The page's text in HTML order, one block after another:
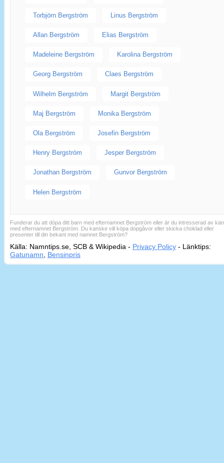
Torbjörn Bergström Linus Bergström
Allan Bergström Elias Bergström
Madeleine Bergström Karolina Bergström
Georg Bergström Claes Bergström
Wilhelm Bergström Margit Bergström
Maj Bergström Monika Bergström
Ola Bergström Josefin Bergström
Henry Bergström Jesper Bergström
Jonathan Bergström Gunvor Bergström
Helen Bergström
Funderar du att döpa ditt barn med efternamnet Bergström eller är du intresserad av
med efternamnet Bergström. Du kanske vill köpa dopgåvor eller skicka choklad eller
presenter till din bekant med namnet Bergström?
Källa: Namntips.se, SCB & Wikipedia - Privacy Policy - Länktips:
Gatunamn
Bensinpris